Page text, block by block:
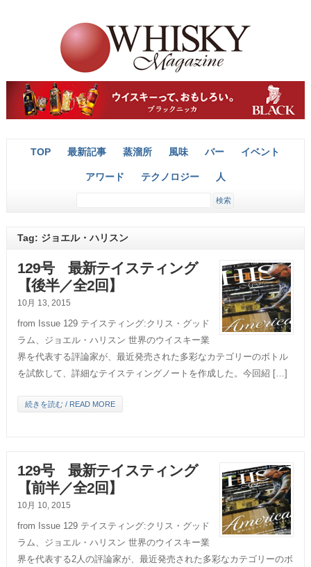
TOP 最新記事 蒸溜所 風味 バー イベント
アワード テクノロジー 人
Tag: ジョエル・ハリスン
129号 最新テイスティング
【後半／全2回】
10月 13, 2015
from Issue 129 テイスティング:クリス・グッド
ラム、ジョエル・ハリスン 世界のウイスキー業
界を代表する評論家が、最近発売された多彩なカテゴリーのボトル
を試飲して、詳細なテイスティングノートを作成した。今回紹 […]
続きを読む / READ MORE
129号 最新テイスティング
【前半／全2回】
10月 10, 2015
from Issue 129 テイスティング:クリス・グッド
ラム、ジョエル・ハリスン 世界のウイスキー業
界を代表する2人の評論家が、最近発売された多彩なカテゴリーのボ